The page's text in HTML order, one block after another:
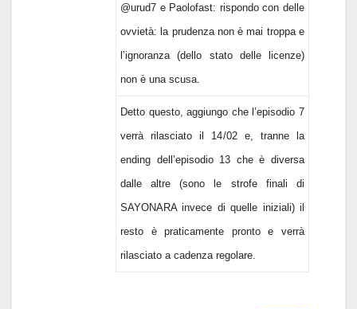
@urud7 e Paolofast: rispondo con delle
ovvietà: la prudenza non è mai troppa e
l’ignoranza (dello stato delle licenze)
non è una scusa.
Detto questo, aggiungo che l’episodio 7
verrà rilasciato il 14/02 e, tranne la
ending dell’episodio 13 che è diversa
dalle altre (sono le strofe finali di
SAYONARA invece di quelle iniziali) il
resto è praticamente pronto e verrà
rilasciato a cadenza regolare.